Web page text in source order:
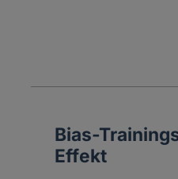
Bias-
Effekt